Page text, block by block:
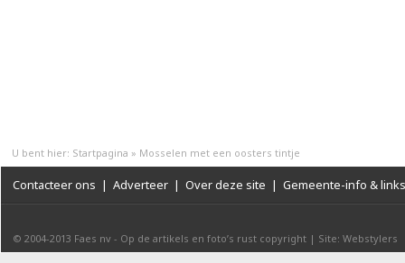
U bent hier: Startpagina » Mosselen met een oosters tintje
Contacteer ons | Adverteer | Over deze site | Gemeente-info & links
© 2004-2013 Faes nv - Op de artikels en foto’s rust copyright | Site: Webstylers